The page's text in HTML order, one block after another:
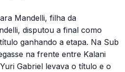
Mandelli, filha da
disputou a final como
ganhando a etapa. Na Sub
na frente entre Kalani
Gabriel levava o título e o